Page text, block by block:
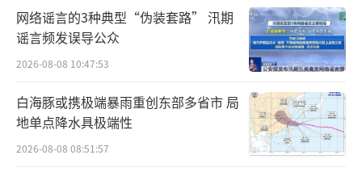
网络谣言的3种典型“伪装套路” 汛期
谣言频发误导公众
2026-08-08 10:47:53
白海豚或携极端暴雨重创东部多省市 局
地单点降水具极端性
2026-08-08 08:51:57